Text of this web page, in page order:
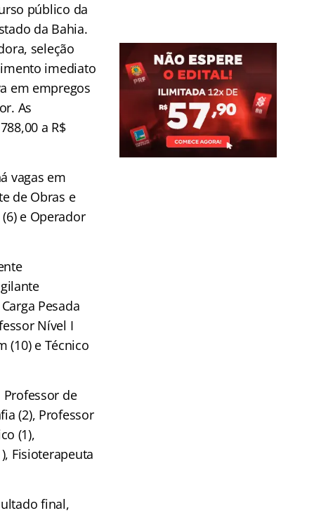
público da
da Bahia.
seleção
imediato
em empregos
As
a R$
vagas em
de Obras e
e Operador
Pesada
Nível I
(10) e Técnico
de
(2), Professor
(1),
Fisioterapeuta
final,